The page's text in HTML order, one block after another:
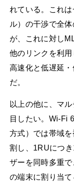
れている。これ
ル）の干渉で全
が、これに対し
他のリンクを利用
高速化と低遅延
だ。
以上の他に、マ
目したい。Wi-Fi
方式）では帯域
割し、1RUにつ
ザーを同時多重
の端末に割り当